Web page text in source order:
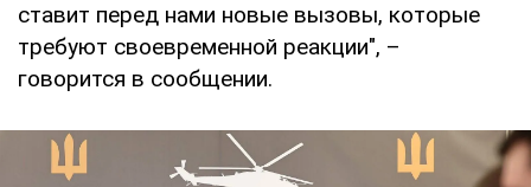
ставит перед нами новые вызовы, которые
требуют своевременной реакции", –
говорится в сообщении.